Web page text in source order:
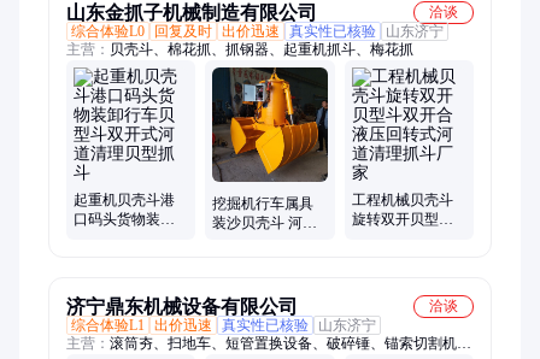
山东金抓子机械制造有限公司
洽谈
综合体验L0
回复及时 出价迅速 真实性已核验
山东济宁
主营： 贝壳斗、棉花抓、抓钢器、起重机抓斗、梅花抓
起重机贝壳斗港
口码头货物装卸
挖掘机行车属具
装沙贝壳斗 河道
工程机械贝壳斗
旋转双开贝型斗
济宁鼎东机械设备有限公司
洽谈
综合体验L1 出价迅速 真实性已核验
山东济宁
主营： 滚筒夯、扫地车、短管置换设备、破碎锤、锚索切割机、